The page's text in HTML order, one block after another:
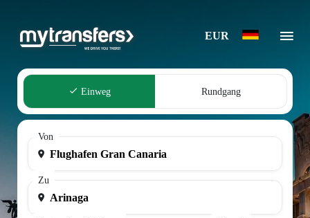
EUR
Einweg Rundgang
Von
Zu